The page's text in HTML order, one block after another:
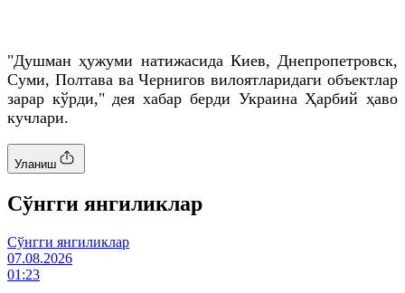
"Душман ҳужуми натижасида Киев, Днепропетровск,
Суми, Полтава ва Чернигов вилоятларидаги объектлар
зарар кўрди," дея хабар берди Украина Ҳарбий ҳаво
кучлари.
Уланиш
Cўнгги янгиликлар
Cўнгги янгиликлар
07.08.2026
01:23